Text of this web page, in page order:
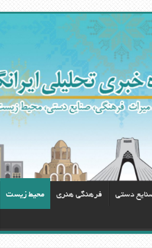
دستی فرهنگی هنری محيط زيست